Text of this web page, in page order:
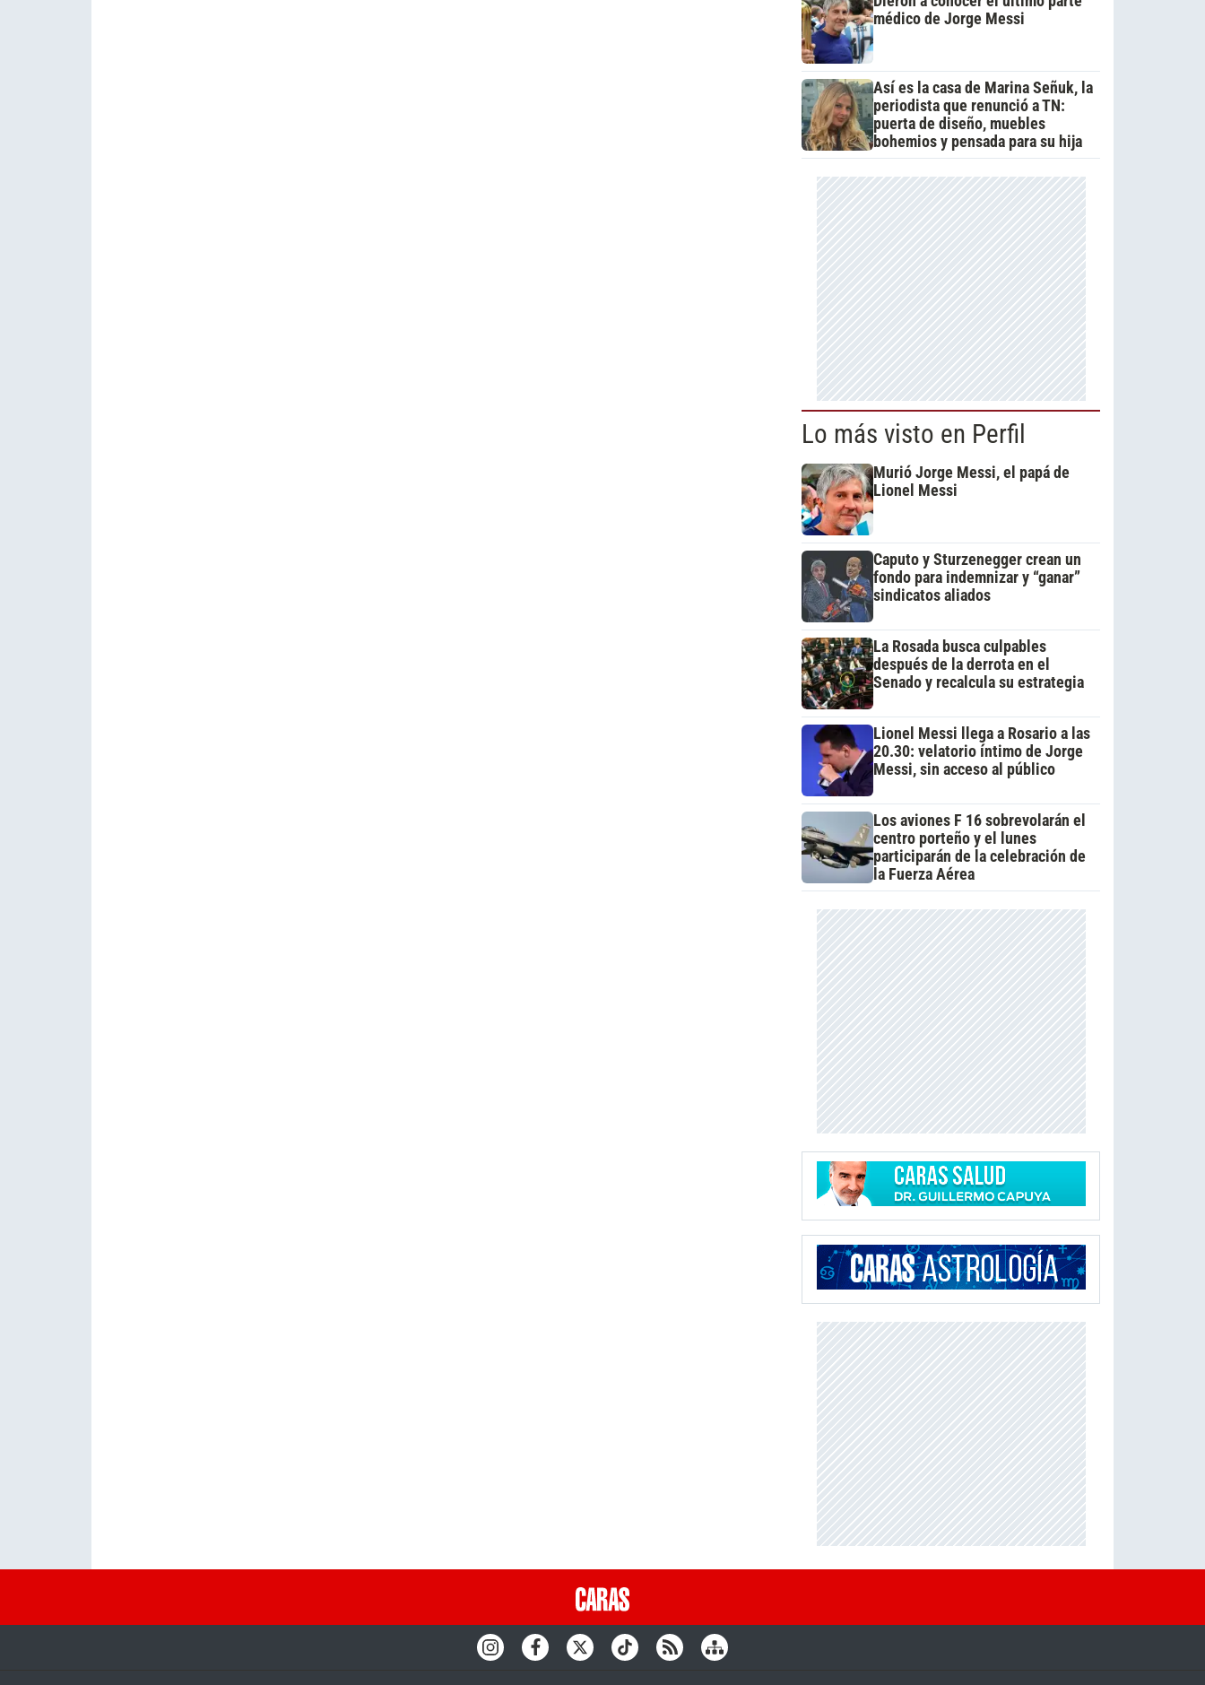
médico de Jorge Messi
Así es la casa de Marina Señuk, la
periodista que renunció a TN:
puerta de diseño, muebles
bohemios y pensada para su hija
Lo más visto en Perfil
Murió Jorge Messi, el papá de
Lionel Messi
Caputo y Sturzenegger crean un
fondo para indemnizar y “ganar”
sindicatos aliados
La Rosada busca culpables
después de la derrota en el
Senado y recalcula su estrategia
Lionel Messi llega a Rosario a las
20.30: velatorio íntimo de Jorge
Messi, sin acceso al público
Los aviones F 16 sobrevolarán el
centro porteño y el lunes
participarán de la celebración de
la Fuerza Aérea